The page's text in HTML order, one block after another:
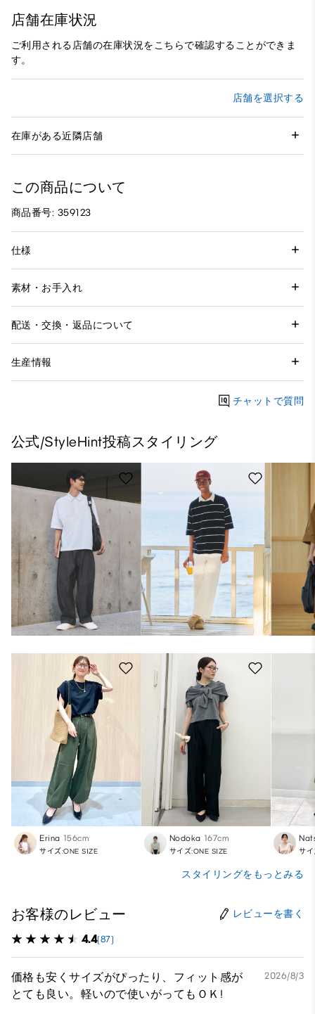
店舗在庫状況
ご利用される店舗の在庫状況をこちらで確認することができま
す。
店舗を選択する
在庫がある近隣店舗
この商品について
商品番号: 359123
仕様
素材・お手入れ
配送・交換・返品について
生産情報
チャットで質問
公式/StyleHint投稿スタイリング
Erina 156cm
サイズ:ONE SIZE
Nodoka 167cm
サイズ:ONE SIZE サ
スタイリングをもっとみる
お客様のレビュー レビューを書く
4.4(87)
価格も安くサイズがぴったり、フィット感が
とても良い。軽いので使いがってもＯＫ!
2026/8/3